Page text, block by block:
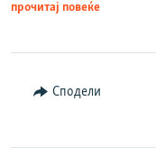
прочитај повеќе
Сподели